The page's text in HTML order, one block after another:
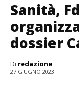
Sanità,
dossier
Di redazione
27 GIUGNO 2023